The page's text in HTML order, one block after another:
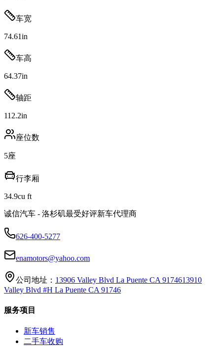
车宽
74.61in
车高
64.37in
轴距
112.2in
座位数
5座
行李厢
34.9cu ft
诚信汽车 - 洛杉矶最受好评新车代理商
626-400-5277
enamotors@yahoo.com
公司地址： 13906 Valley Blvd La Puente CA 9174613910
Valley Blvd #H La Puente CA 91746
服务项目
新车销售
二手车收购